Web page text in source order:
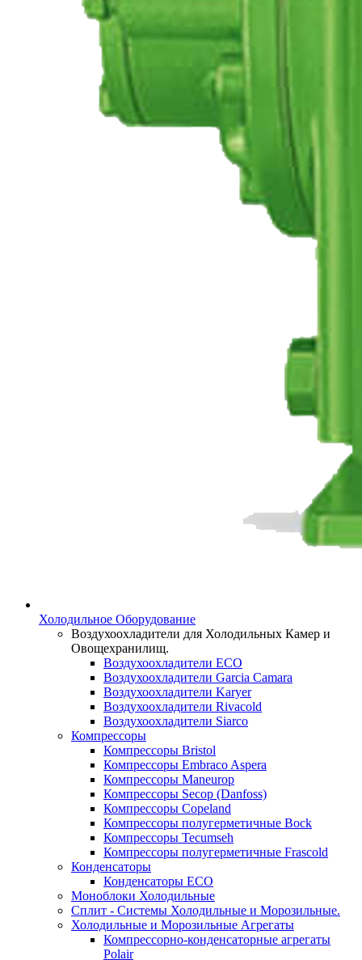
Холодильное Оборудование
Воздухоохладители для Холодильных Камер и
Овощехранилищ.
Воздухоохладители ECO
Воздухоохладители Garcia Camara
Воздухоохладители Karyer
Воздухоохладители Rivacold
Воздухоохладители Siarco
Компрессоры
Компрессоры Bristol
Компрессоры Embraco Aspera
Компрессоры Maneurop
Компрессоры Secop (Danfoss)
Компрессоры Copeland
Компрессоры полугерметичные Bock
Компрессоры Tecumseh
Компрессоры полугерметичные Frascold
Конденсаторы
Конденсаторы ECO
Моноблоки Холодильные
Сплит - Системы Холодильные и Морозильные.
Холодильные и Морозильные Агрегаты
Компрессорно-конденсаторные агрегаты
Polair